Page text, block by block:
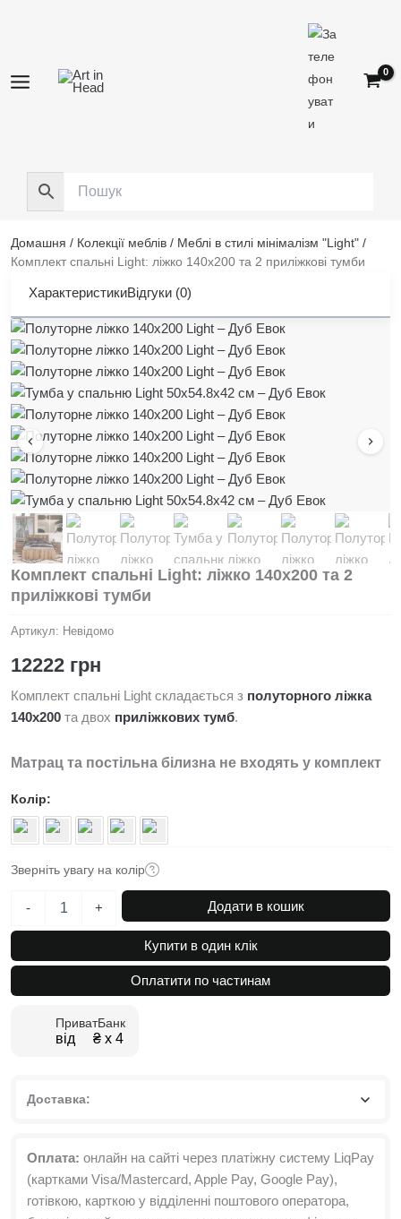
Домашня / Колекції меблів / Меблі в стилі мінімалізм "Light" /
Комплект спальні Light: ліжко 140х200 та 2 приліжкові тумби
ХарактеристикиВідгуки (0)
Комплект спальні Light: ліжко 140х200 та 2
приліжкові тумби
Артикул: Невідомо
12222 грн
Комплект спальні Light складається з полуторного ліжка
140х200 та двох приліжкових тумб.
Матрац та постільна білизна не входять у комплект
Колір
Зверніть увагу на колір
-
Light:
140х200
приліжкові
+ Додати в кошик
Купити в один клік
Оплатити по частинам
ПриватБанк
від ₴ х 4
Доставка:
Оплата: онлайн на сайті через платіжну систему LiqPay
(картками Visa/Mastercard, Apple Pay, Google Pay),
готівкою, карткою у відділенні поштового оператора,